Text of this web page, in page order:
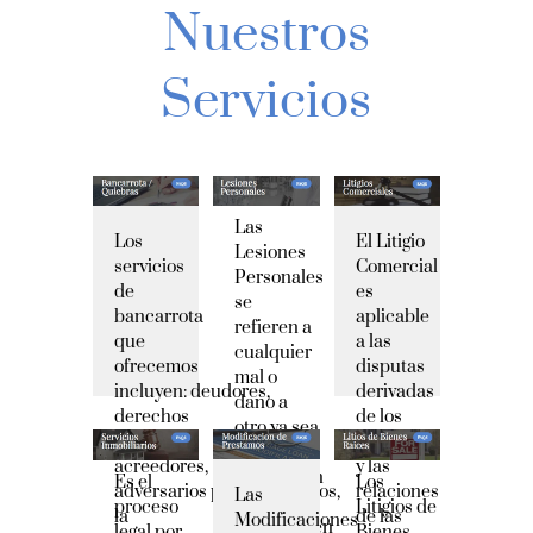
Nuestros
Servicios
Los
servicios
de
bancarrota
que
ofrecemos
incluyen:deudores,
derechos
de
acreedores,
adversarios procedimientos,
la
Las
Lesiones
Personales
se
refieren a
cualquier
mal o
dano a
otro,ya sea
en su
persona,en
sus
derechos,en
El Litigio
Comercial
es
aplicable
a las
disputas
derivadas
de los
derechos
y las
relaciones
de las
Es el
proceso
Las
Modificaciones
Los
Litigios de